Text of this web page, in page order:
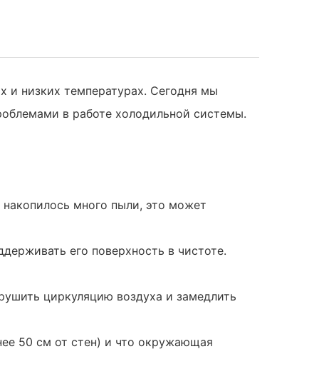
низких температурах. Сегодня мы
в работе холодильной системы.
много пыли, это может
его поверхность в чистоте.
циркуляцию воздуха и замедлить
50 см от стен) и что окружающая